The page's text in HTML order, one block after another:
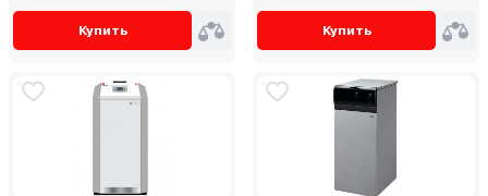
Купить Купить